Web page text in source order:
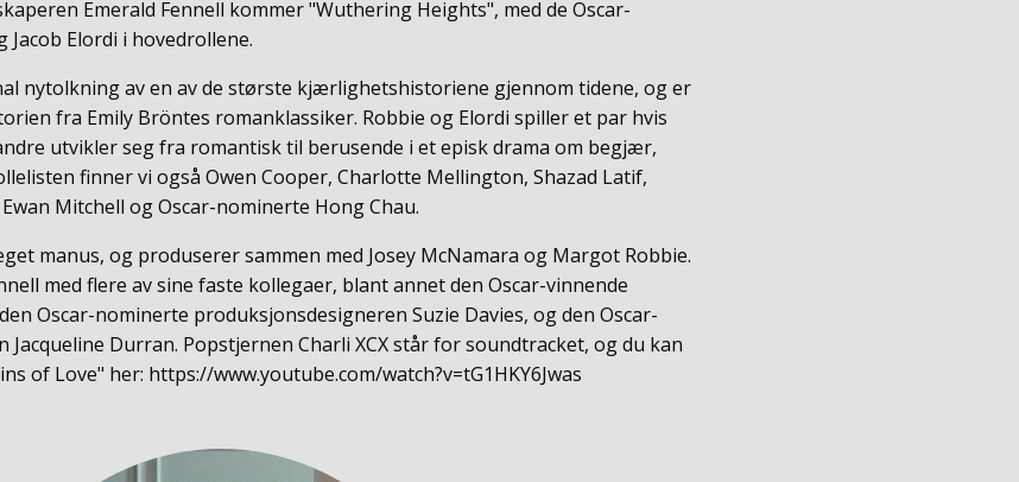
Emerald Fennell kommer "Wuthering Heights", med de Oscar-
Elordi i hovedrollene.
nytolkning av en av de største kjærlighetshistoriene gjennom tidene, og er
fra Emily Bröntes romanklassiker. Robbie og Elordi spiller et par hvis
utvikler seg fra romantisk til berusende i et episk drama om begjær,
finner vi også Owen Cooper, Charlotte Mellington, Shazad Latif,
Mitchell og Oscar-nominerte Hong Chau.
manus, og produserer sammen med Josey McNamara og Margot Robbie.
med flere av sine faste kollegaer, blant annet den Oscar-vinnende
Oscar-nominerte produksjonsdesigneren Suzie Davies, og den Oscar-
Jacqueline Durran. Popstjernen Charli XCX står for soundtracket, og du kan
of Love" her: https://www.youtube.com/watch?v=tG1HKY6Jwas